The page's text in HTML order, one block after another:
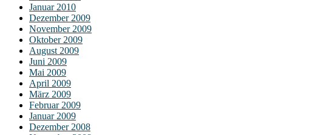
Januar 2010
Dezember 2009
November 2009
Oktober 2009
August 2009
Juni 2009
Mai 2009
April 2009
März 2009
Februar 2009
Januar 2009
Dezember 2008